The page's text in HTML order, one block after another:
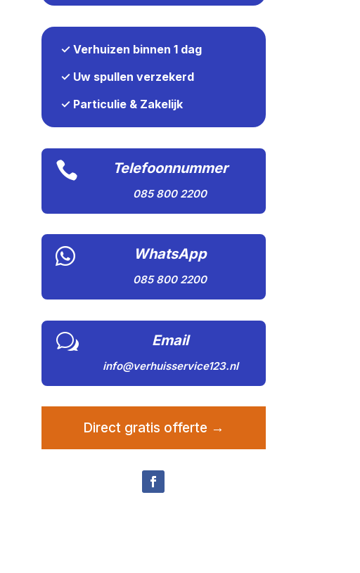
✓ Verhuizen binnen 1 dag
✓ Uw spullen verzekerd
✓ Particulie & Zakelijk
 Telefoonnummer
085 800 2200
 WhatsApp
085 800 2200
w Email
info@verhuisservice123.nl
Direct gratis offerte →